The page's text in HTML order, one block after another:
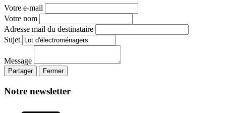
Votre e-mail
Votre nom
Adresse mail du destinataire
Sujet
Message
Partager Fermer
Notre newsletter